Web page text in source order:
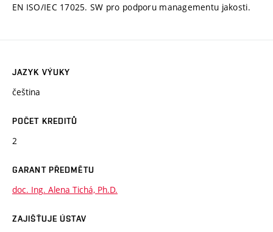
EN ISO/IEC 17025. SW pro podporu managementu jakosti.
JAZYK VÝUKY
čeština
POČET KREDITŮ
2
GARANT PŘEDMĚTU
doc. Ing. Alena Tichá, Ph.D.
ZAJIŠŤUJE ÚSTAV